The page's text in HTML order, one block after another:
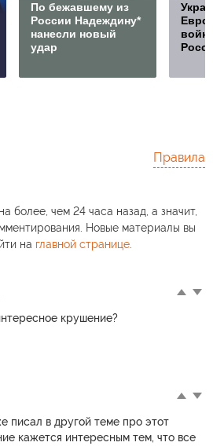
По бежавшему из
России Надеждину*
нанесли новый
удар
Правила
более, чем 24 часа назад, а значит,
Новые материалы вы
на главной странице.
крушение?
писал в другой теме про этот
кажется интересным тем, что все